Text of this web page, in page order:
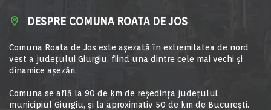
DESPRE COMUNA ROATA DE JOS
Comuna Roata de Jos este aşezată în extremitatea de nord
vest a judeţului Giurgiu, fiind una dintre cele mai vechi şi
dinamice aşezări.
Comuna se află la 90 de km de reşedinţa judeţului,
municipiul Giurgiu, şi la aproximativ 50 de km de Bucureşti.